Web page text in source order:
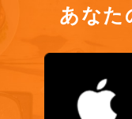
あなた